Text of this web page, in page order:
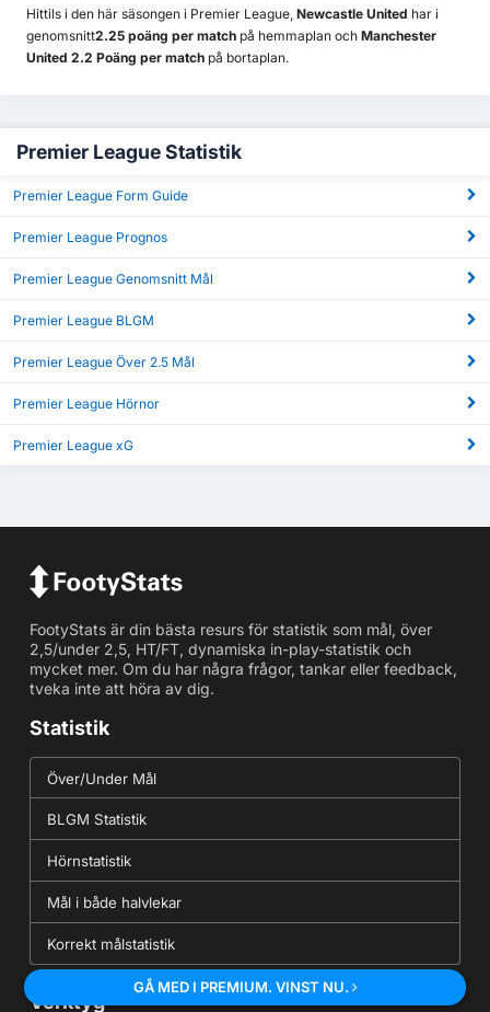
Hittils i den här säsongen i Premier League, Newcastle United har i
genomsnitt2.25 poäng per match på hemmaplan och Manchester
United 2.2 Poäng per match på bortaplan.
Premier League Statistik
Premier League Form Guide
Premier League Prognos
Premier League Genomsnitt Mål
Premier League BLGM
Premier League Över 2.5 Mål
Premier League Hörnor
Premier League xG
FootyStats är din bästa resurs för statistik som mål, över
2,5/under 2,5, HT/FT, dynamiska in-play-statistik och
mycket mer. Om du har några frågor, tankar eller feedback,
tveka inte att höra av dig.
Statistik
Över/Under Mål
BLGM Statistik
Hörnstatistik
Mål i både halvlekar
Korrekt målstatistik
Verktyg
GÅ MED I PREMIUM. VINST NU.